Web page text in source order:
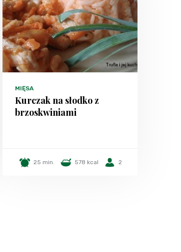
MIĘSA
Kurczak na słodko z
brzoskwiniami
25 min. 578 kcal 2